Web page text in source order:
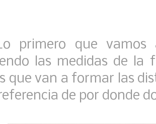
primero que
las medidas de la
que van a formar las
de por donde